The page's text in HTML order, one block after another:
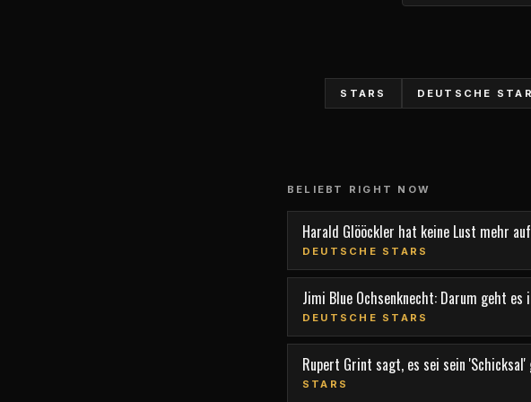
STARS DEUTSCHE
BELIEBT RIGHT NOW
Harald Glööckler hat keine Lust mehr
DEUTSCHE STARS
Jimi Blue Ochsenknecht: Darum geht
DEUTSCHE STARS
Rupert Grint sagt, es sei sein
STARS